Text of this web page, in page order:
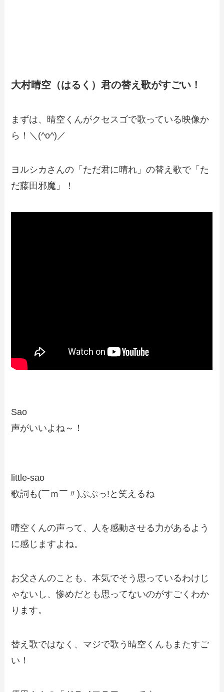
大村晴空（はるく）君の替え歌がすごい！
まずは、晴空くんがクセスゴで歌っている映像か
ら！＼(^o^)／
ヨルシカさんの「ただ君に晴れ」の替え歌で「た
だ藤田邪魔」
！
Sao
声がいいよね～！
little-sao
歌詞も(￣ｍ￣〃)ぷぷっ!と笑えるね
晴空くんの声って、人を感動させる力があるよう
に感じますよね。
お父さんのことも、本気でそう思っているわけじ
ゃないし、惨めだとも思ってないのがすごくわか
ります。
替え歌ではなく、マジで歌う晴空くんもまたすご
い！